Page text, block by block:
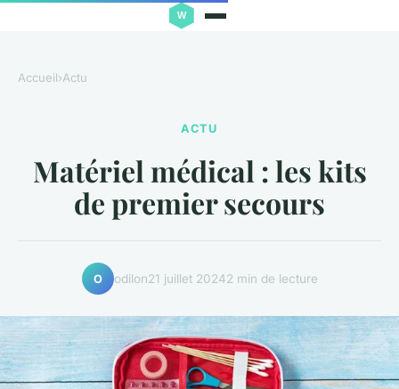
Accueil›Actu
ACTU
Matériel médical : les kits
de premier secours
O odilon21 juillet 20242 min de lecture